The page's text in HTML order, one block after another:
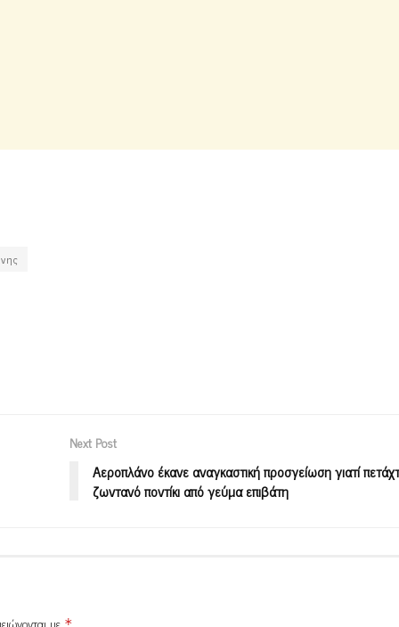
Next Post
Αεροπλάνο έκανε αναγκαστική προσγείωση γιατί
ζωντανό ποντίκι από γεύμα επιβάτη